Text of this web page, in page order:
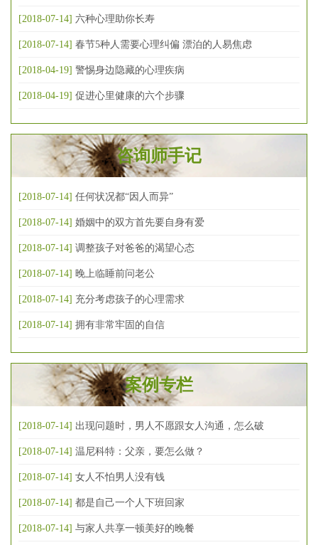
[2018-07-14] 六种心理助你长寿
[2018-07-14] 春节5种人需要心理纠偏 漂泊的人易焦虑
[2018-04-19] 警惕身边隐藏的心理疾病
[2018-04-19] 促进心里健康的六个步骤
咨询师手记
[2018-07-14] 任何状况都“因人而异”
[2018-07-14] 婚姻中的双方首先要自身有爱
[2018-07-14] 调整孩子对爸爸的渴望心态
[2018-07-14] 晚上临睡前问老公
[2018-07-14] 充分考虑孩子的心理需求
[2018-07-14] 拥有非常牢固的自信
案例专栏
[2018-07-14] 出现问题时，男人不愿跟女人沟通，怎么破
[2018-07-14] 温尼科特：父亲，要怎么做？
[2018-07-14] 女人不怕男人没有钱
[2018-07-14] 都是自己一个人下班回家
[2018-07-14] 与家人共享一顿美好的晚餐